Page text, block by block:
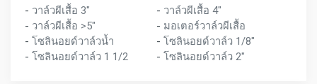
- วาล์วผีเสื้อ 3" - วาล์วผีเสื้อ 4"
- วาล์วผีเสื้อ >5" - มอเตอร์วาล์วผีเสื้อ
- โซลินอยด์วาล์วน้ำ - โซลินอยด์วาล์ว 1/8"
- โซลินอยด์วาล์ว 1 1/2 - โซลินอยด์วาล์ว 2"